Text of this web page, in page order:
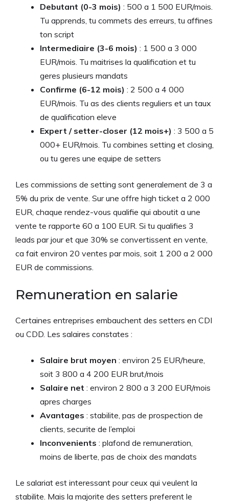
Debutant (0-3 mois) : 500 a 1 500 EUR/mois.
Tu apprends, tu commets des erreurs, tu affines
ton script
Intermediaire (3-6 mois) : 1 500 a 3 000
EUR/mois. Tu maitrises la qualification et tu
geres plusieurs mandats
Confirme (6-12 mois) : 2 500 a 4 000
EUR/mois. Tu as des clients reguliers et un taux
de qualification eleve
Expert / setter-closer (12 mois+) : 3 500 a 5
000+ EUR/mois. Tu combines setting et closing,
ou tu geres une equipe de setters
Les commissions de setting sont generalement de 3 a
5% du prix de vente. Sur une offre high ticket a 2 000
EUR, chaque rendez-vous qualifie qui aboutit a une
vente te rapporte 60 a 100 EUR. Si tu qualifies 3
leads par jour et que 30% se convertissent en vente,
ca fait environ 20 ventes par mois, soit 1 200 a 2 000
EUR de commissions.
Remuneration en salarie
Certaines entreprises embauchent des setters en CDI
ou CDD. Les salaires constates :
Salaire brut moyen : environ 25 EUR/heure,
soit 3 800 a 4 200 EUR brut/mois
Salaire net : environ 2 800 a 3 200 EUR/mois
apres charges
Avantages : stabilite, pas de prospection de
clients, securite de l’emploi
Inconvenients : plafond de remuneration,
moins de liberte, pas de choix des mandats
Le salariat est interessant pour ceux qui veulent la
stabilite. Mais la majorite des setters preferent le